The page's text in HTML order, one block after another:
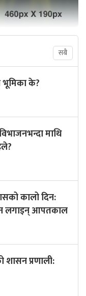
सबै
के?
माथि
कालो दिन:
लगाइन् आपतकाल
शासन प्रणाली: